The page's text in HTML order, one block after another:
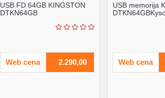
USB FD 64GB KINGSTON
DTKN64GB
Web cena 2.290,00
USB memorija
Web cena